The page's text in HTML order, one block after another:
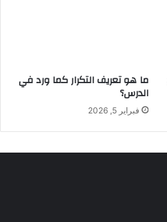
ما هو تعريف التكرار كما ورد في
الدرس؟
فبراير 5, 2026